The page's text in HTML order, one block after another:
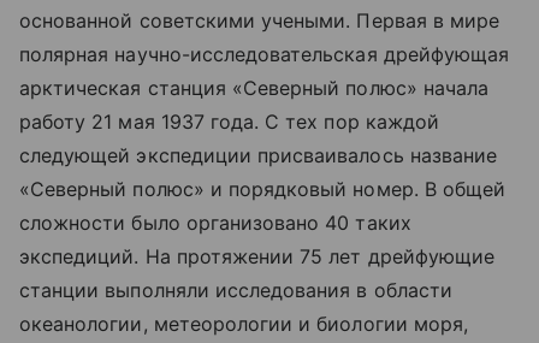
основанной советскими учеными. Первая в мире
полярная научно-исследовательская дрейфующая
арктическая станция «Северный полюс» начала
работу 21 мая 1937 года. С тех пор каждой
следующей экспедиции присваивалось название
«Северный полюс» и порядковый номер. В общей
сложности было организовано 40 таких
экспедиций. На протяжении 75 лет дрейфующие
станции выполняли исследования в области
океанологии, метеорологии и биологии моря,